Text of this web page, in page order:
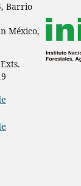
Barrio
México,